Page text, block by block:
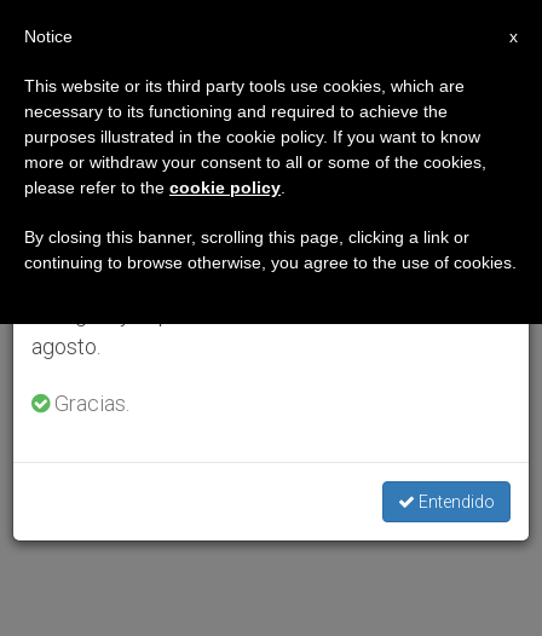
×
Aviso importante
Del 27 de julio al 7 de agosto haremos la pausa
anual, aprovechando que en el periodo de verano
se generan menos informaciones y también el
agosto.
Gracias.
Entendido
x
Notice
This website or its third party tools use cookies, which are
necessary to its functioning and required to achieve the
purposes illustrated in the cookie policy. If you want to know
more or withdraw your consent to all or some of the cookies,
please refer to the cookie policy
By closing this banner, scrolling this page, clicking a link or
continuing to browse otherwise, you agree to the use of cookies.